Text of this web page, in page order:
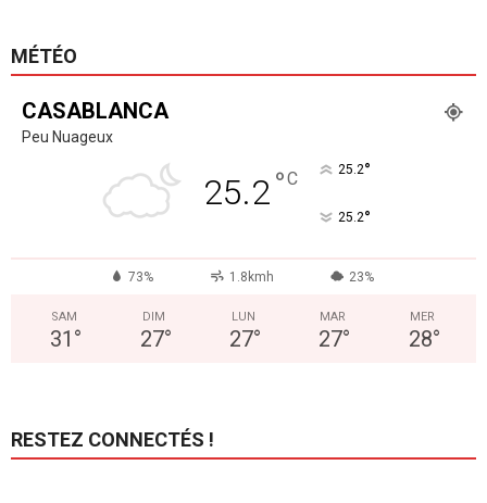
MÉTÉO
CASABLANCA
Peu Nuageux
25.2°C 25.2°
25.2°
73% 1.8kmh 23%
SAM
31 °
DIM
27°
LUN
27°
MAR
27°
MER
28°
RESTEZ CONNECTÉS !